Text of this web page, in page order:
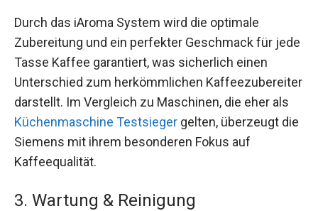
Durch das iAroma System wird die optimale
Zubereitung und ein perfekter Geschmack für jede
Tasse Kaffee garantiert, was sicherlich einen
Unterschied zum herkömmlichen Kaffeezubereiter
darstellt. Im Vergleich zu Maschinen, die eher als
Küchenmaschine Testsieger gelten, überzeugt die
Siemens mit ihrem besonderen Fokus auf
Kaffeequalität.
3. Wartung & Reinigung